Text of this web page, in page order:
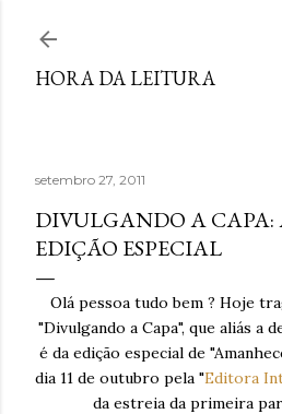
HORA DA LEITURA
setembro 27, 2011
DIVULGANDO A CAPA:
EDIÇÃO ESPECIAL
Olá pessoa tudo bem ? Hoje
"Divulgando a Capa", que aliás a
é da edição especial de
dia 11 de outubro pela "Editora
da estreia da primeira